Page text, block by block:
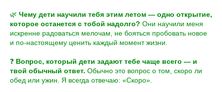
🌿 Чему дети научили тебя этим летом — одно открытие,
которое останется с тобой надолго? Они научили меня
искренне радоваться мелочам, не бояться пробовать новое
и по-настоящему ценить каждый момент жизни.
❓ Вопрос, который дети задают тебе чаще всего — и
твой обычный ответ. Обычно это вопрос о том, скоро ли
обед или ужин. Я всегда отвечаю: «Скоро».